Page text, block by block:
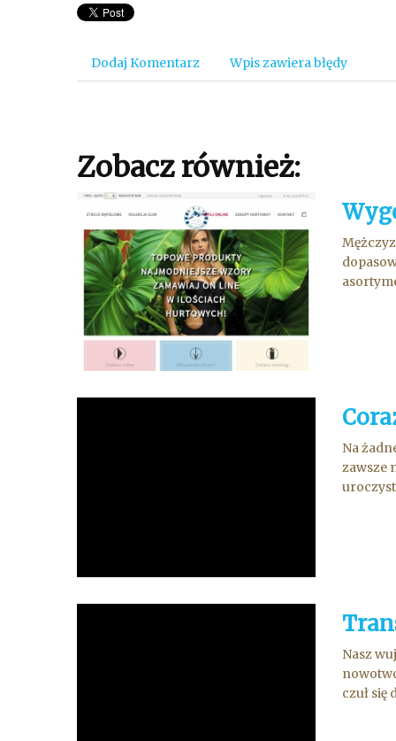
Dodaj Komentarz Wpis zawiera błędy
Zobacz również:
Na
zawsze
Nasz
czuł się